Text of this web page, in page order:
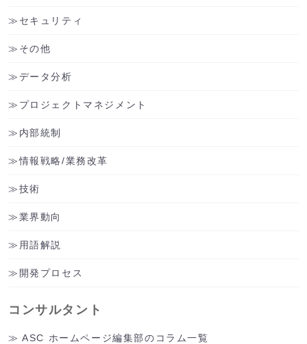
セキュリティ
その他
データ分析
プロジェクトマネジメント
内部統制
情報戦略/業務改革
技術
業界動向
用語解説
開発プロセス
コンサルタント
ASC ホームページ編集部のコラム一覧